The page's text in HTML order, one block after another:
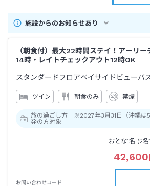
施設からのお知らせあり
（朝食付）最大22時間ステイ！アーリー
14時・レイトチェックアウト12時OK
スタンダードフロアベイサイドビューバ
ツイン 朝食のみ 禁煙
旅の過ごし方 ※2027年3月31日（沖縄は
発の方対象
おとな1名 (2名
42,600
お問い合わせコード